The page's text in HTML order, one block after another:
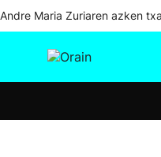
Andre Maria Zuriaren azken